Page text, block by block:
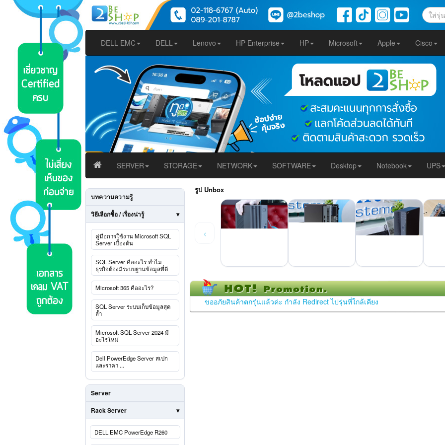
DELL EMC DELL Lenovo HP Enterprise HP Microsoft Apple Cisco
SERVER STORAGE NETWORK SOFTWARE Desktop Notebook UPS
บทความความรู้
วิธีเลือกซื้อ / เรื่องน่ารู้
คู่มือการใช้งาน Microsoft SQL
Server เบื้องต้น
SQL Server คืออะไร ทำไม
ธุรกิจต้องมีระบบฐานข้อมูลที่ดี
Microsoft 365 คืออะไร?
SQL Server ระบบเก็บข้อมูลสุด
ล้ำ
Microsoft SQL Server 2024 มี
อะไรใหม่
Dell PowerEdge Server สเปก
และราคา ...
Server
Rack Server
DELL EMC PowerEdge R260
รูป Unbox
‹
ขออภัยสินค้าตกรุ่นแล้วค่ะ กำลัง Redirect ไปรุ่นที่ใกล้เคียง